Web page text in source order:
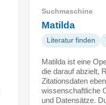
Suchmaschine
Matilda
Literatur finden
Matilda ist eine
die darauf abzielt,
Zitationsdaten
wissenschaftliche
und Datensätze.